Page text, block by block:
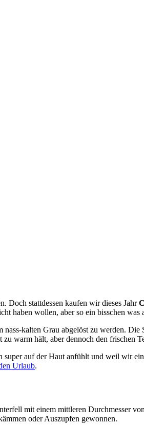
Doch stattdessen kaufen wir dieses Jahr
haben wollen, aber so ein bisschen was
kalten Grau abgelöst zu werden.
warm hält, aber dennoch den frischen
auf der Haut anfühlt und weil wir
Urlaub.
mit einem mittleren Durchmesser
oder Auszupfen gewonnen.